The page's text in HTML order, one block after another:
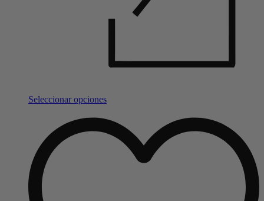
Seleccionar opciones